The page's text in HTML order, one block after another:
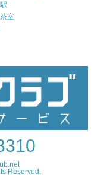
室
Reserved.